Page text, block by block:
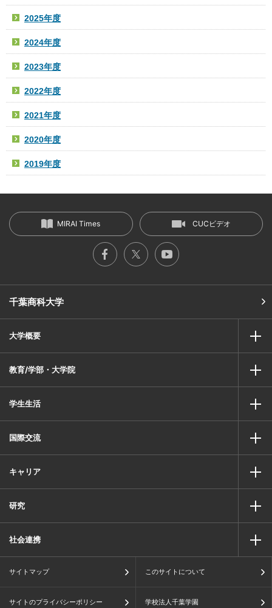
2025年度
2024年度
2023年度
2022年度
2021年度
2020年度
2019年度
千葉商科大学
MIRAI Times CUCビデオ
大学概要
教育/学部・大学院
学生生活
国際交流
キャリア
研究
社会連携
サイトマップ このサイトについて
サイトのプライバシーポリシー 学校法人千葉学園